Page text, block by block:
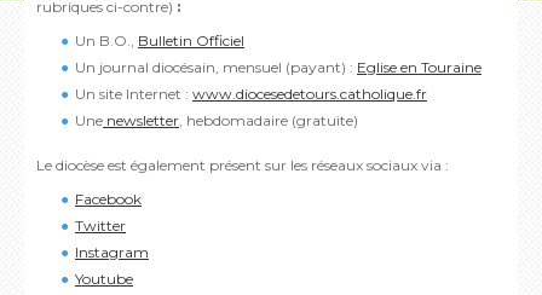
rubriques ci-contre) :
Un B.O., Bulletin Officiel
Un journal diocésain, mensuel (payant) : Eglise en Touraine
Un site Internet : www.diocesedetours.catholique.fr
Une newsletter, hebdomadaire (gratuite)
Le diocèse est également présent sur les réseaux sociaux via :
Facebook
Twitter
Instagram
Youtube